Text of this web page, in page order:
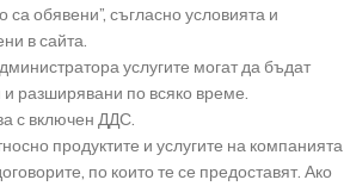
са обявени”, съгласно условията и
в сайта.
услугите могат да бъдат
разширявани по всяко време.
с включен ДДС.
продуктите и услугите на компанията
по които те се предоставят. Ако